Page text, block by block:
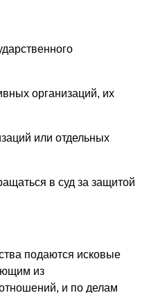
организаций, их
или отдельных
в суд за защитой
подаются исковые
из
и по делам